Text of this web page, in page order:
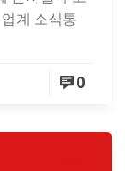
계 소식통
0